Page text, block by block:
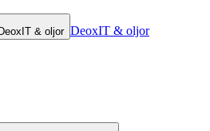
& oljor DeoxIT & oljor